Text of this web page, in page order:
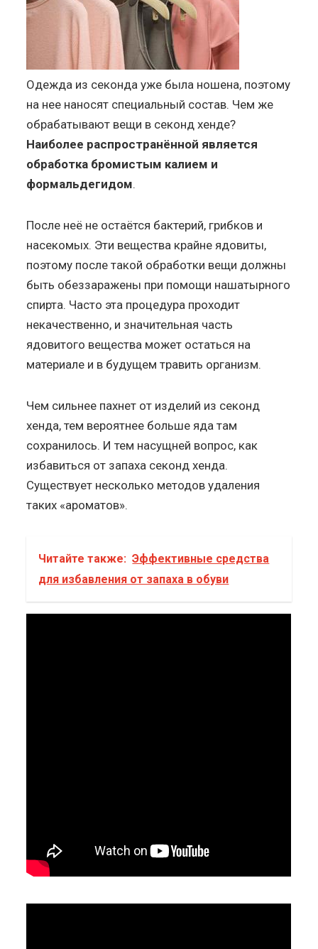
Одежда из секонда уже была ношена, поэтому
на нее наносят специальный состав. Чем же
обрабатывают вещи в секонд хенде?
Наиболее распространённой является
обработка бромистым калием и
формальдегидом.
После неё не остаётся бактерий, грибков и
насекомых. Эти вещества крайне ядовиты,
поэтому после такой обработки вещи должны
быть обеззаражены при помощи нашатырного
спирта. Часто эта процедура проходит
некачественно, и значительная часть
ядовитого вещества может остаться на
материале и в будущем травить организм.
Чем сильнее пахнет от изделий из секонд
хенда, тем вероятнее больше яда там
сохранилось. И тем насущней вопрос, как
избавиться от запаха секонд хенда.
Существует несколько методов удаления
таких «ароматов».
Читайте также: Эффективные средства
для избавления от запаха в обуви